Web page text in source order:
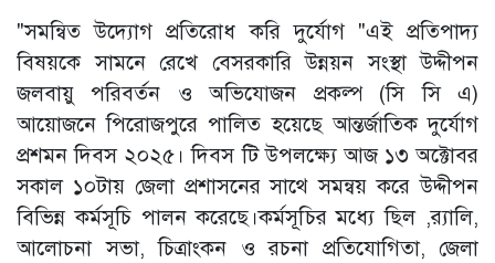
"সমন্বিত উদ্যোগ প্রতিরোধ করি দুর্যোগ "এই প্রতিপাদ্য
বিষয়কে সামনে রেখে বেসরকারি উন্নয়ন সংস্থা উদ্দীপন
জলবায়ু পরিবর্তন ও অভিযোজন প্রকল্প (সি সি এ)
আয়োজনে পিরোজপুরে পালিত হয়েছে আন্তর্জাতিক দুর্যোগ
প্রশমন দিবস ২০২৫। দিবস টি উপলক্ষ্যে আজ ১৩ অক্টোবর
সকাল ১০টায় জেলা প্রশাসনের সাথে সমন্বয় করে উদ্দীপন
বিভিন্ন কর্মসূচি পালন করেছে।কর্মসূচির মধ্যে ছিল ,র‌্যালি,
আলোচনা সভা, চিত্রাংকন ও রচনা প্রতিযোগিতা, জেলা